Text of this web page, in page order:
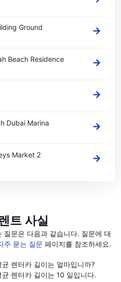
Ground
Beach Residence
Dubai Marina
Market 2
트 사실
질문은 다음과 같습니다. 질문에 대
주 묻는 질문 페이지를 참조하세요.
렌터카 길이는 얼마입니까?
렌터카 길이는 10 일입니다.